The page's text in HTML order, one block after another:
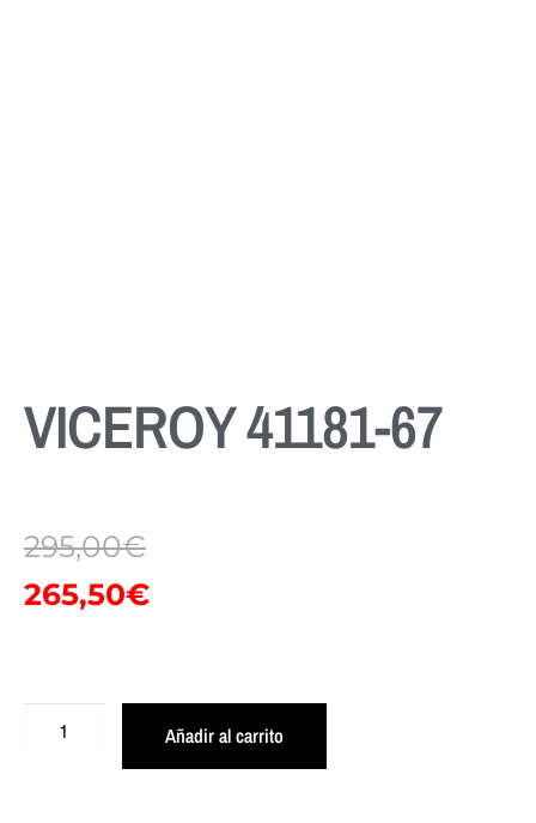
VICEROY 41181-67
295,00€
265,50€
Añadir al carrito